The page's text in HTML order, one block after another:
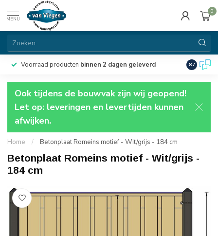
MENU
0
Voorraad producten binnen 2 dagen geleverd 8.7
Ook tijdens de bouwvak zijn wij geopend!
Let op: leveringen en levertijden kunnen
afwijken.
Home / Betonplaat Romeins motief - Wit/grijs - 184 cm
Betonplaat Romeins motief - Wit/grijs -
184 cm